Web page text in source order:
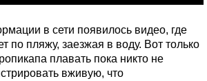
в сети появилось видео, где
по пляжу, заезжая в воду. Вот только
плавать пока никто не
вживую, что